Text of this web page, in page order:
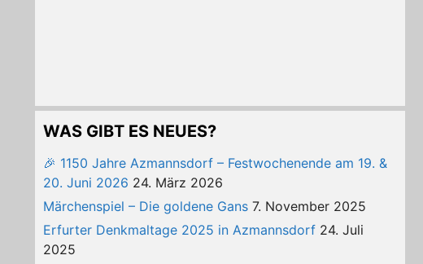
WAS GIBT ES NEUES?
🎉 1150 Jahre Azmannsdorf – Festwochenende am 19. &
20. Juni 2026 24. März 2026
Märchenspiel – Die goldene Gans 7. November 2025
Erfurter Denkmaltage 2025 in Azmannsdorf 24. Juli
2025